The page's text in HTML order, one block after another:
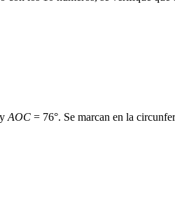
y AOC = 76°. Se marcan en la